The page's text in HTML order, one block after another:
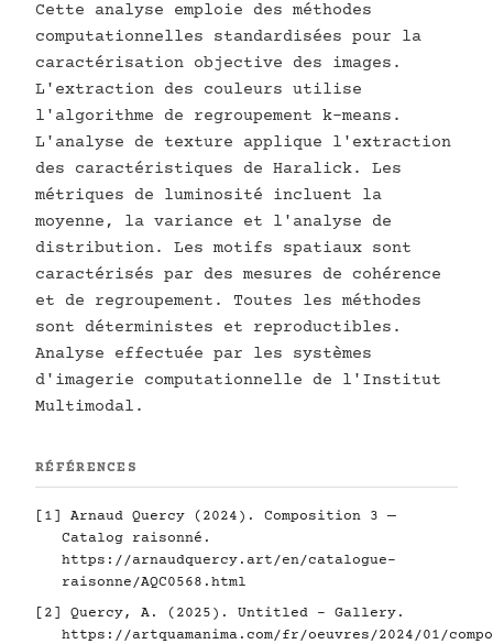
Cette analyse emploie des méthodes
computationnelles standardisées pour la
caractérisation objective des images.
L'extraction des couleurs utilise
l'algorithme de regroupement k-means.
L'analyse de texture applique l'extraction
des caractéristiques de Haralick. Les
métriques de luminosité incluent la
moyenne, la variance et l'analyse de
distribution. Les motifs spatiaux sont
caractérisés par des mesures de cohérence
et de regroupement. Toutes les méthodes
sont déterministes et reproductibles.
Analyse effectuée par les systèmes
d'imagerie computationnelle de l'Institut
Multimodal.
RÉFÉRENCES
[1] Arnaud Quercy (2024). Composition 3 —
Catalog raisonné.
https://arnaudquercy.art/en/catalogue-
raisonne/AQC0568.html
[2] Quercy, A. (2025). Untitled - Gallery.
https://artquamanima.com/fr/oeuvres/2024/01/